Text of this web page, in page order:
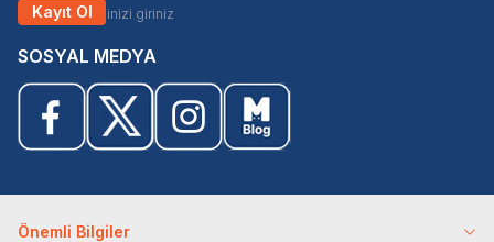
Kayıt Ol
SOSYAL MEDYA
Önemli Bilgiler